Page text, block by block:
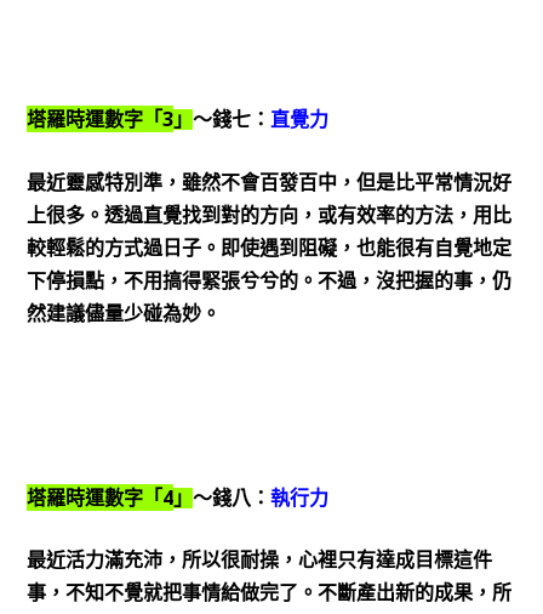
塔羅時運數字「3」 ～錢七： 直覺力
最近靈感特別準，雖然不會百發百中，但是比平常情況好
上很多。透過直覺找到對的方向，或有效率的方法，用比
較輕鬆的方式過日子。即使遇到阻礙，也能很有自覺地定
下停損點，不用搞得緊張兮兮的。不過，沒把握的事，仍
然建議儘量少碰為妙。
塔羅時運數字「4」 ～錢八： 執行力
最近活力滿充沛，所以很耐操，心裡只有達成目標這件
事，不知不覺就把事情給做完了。不斷產出新的成果，所